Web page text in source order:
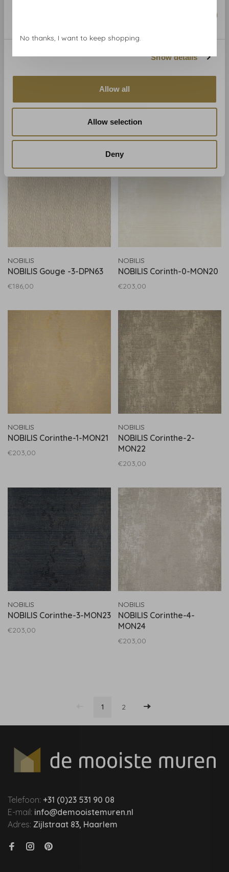
Show details
Allow all
Allow selection
Deny
NOBILIS Gouge-1 - DPN61
NOBILIS
NOBILIS Gouge-2 - DPN62
€186,00
NOBILIS
NOBILIS Gouge -3-DPN63
€186,00
NOBILIS
NOBILIS Corinth-0-MON20
€203,00
NOBILIS
NOBILIS Corinthe-1-MON21
€203,00
NOBILIS
NOBILIS Corinthe-2-
MON22
€203,00
NOBILIS
NOBILIS Corinthe-3-MON23
€203,00
NOBILIS
NOBILIS Corinthe-4-
MON24
€203,00
1 2
Telefoon: +31 (0)23 531 90 08
E-mail: info@demooistemuren.nl
Adres: Zijlstraat 83, Haarlem
No thanks, I want to keep shopping.